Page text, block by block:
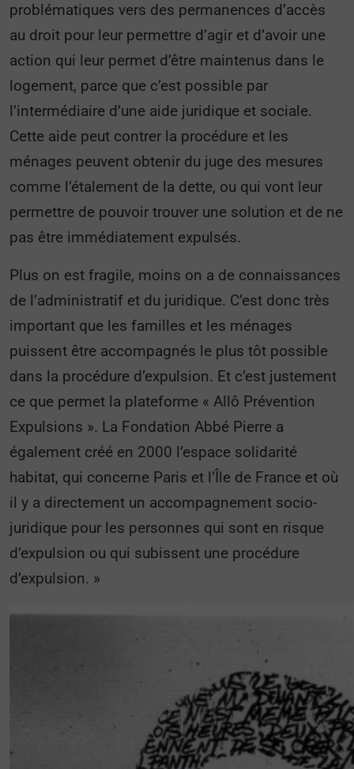
problématiques vers des permanences d’accès
au droit pour leur permettre d’agir et d’avoir une
action qui leur permet d’être maintenus dans le
logement, parce que c’est possible par
l’intermédiaire d’une aide juridique et sociale.
Cette aide peut contrer la procédure et les
ménages peuvent obtenir du juge des mesures
comme l’étalement de la dette, ou qui vont leur
permettre de pouvoir trouver une solution et de ne
pas être immédiatement expulsés.
Plus on est fragile, moins on a de connaissances
de l’administratif et du juridique. C’est donc très
important que les familles et les ménages
puissent être accompagnés le plus tôt possible
dans la procédure d’expulsion. Et c’est justement
ce que permet la plateforme « Allô Prévention
Expulsions ». La Fondation Abbé Pierre a
également créé en 2000 l’espace solidarité
habitat, qui concerne Paris et l’Île de France et où
il y a directement un accompagnement socio-
juridique pour les personnes qui sont en risque
d’expulsion ou qui subissent une procédure
d’expulsion. »